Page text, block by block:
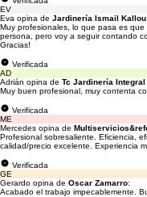
EV
Eva opina de Jardinería Ismail Kallou:
Muy profesionales, lo que pasa es
persona, pero voy a seguir contando
Gracias!
Verificada
AD
Adrián opina de Tc Jardinería
Muy buen profesional, muy contenta
Verificada
ME
Mercedes opina de
Profesional sobresaliente. Eficiencia,
calidad/precio excelente. Experiencia
Verificada
GE
Gerardo opina de Oscar Zamarro:
Acabado el trabajo impecablemente.